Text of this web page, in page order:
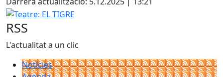
Teatre: EL TIGRE
RSS
L'actualitat a un clic
Notícies